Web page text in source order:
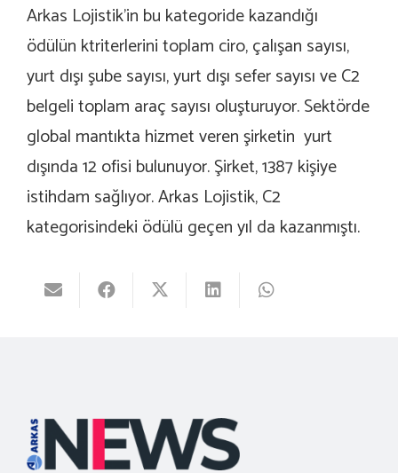
Arkas Lojistik’in bu kategoride kazandığı
ödülün ktriterlerini toplam ciro, çalışan sayısı,
yurt dışı şube sayısı, yurt dışı sefer sayısı ve C2
belgeli toplam araç sayısı oluşturuyor. Sektörde
global mantıkta hizmet veren şirketin yurt
dışında 12 ofisi bulunuyor. Şirket, 1387 kişiye
istihdam sağlıyor. Arkas Lojistik, C2
kategorisindeki ödülü geçen yıl da kazanmıştı.